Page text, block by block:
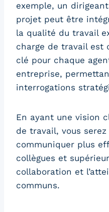
exemple, un
projet peut être
la qualité du travail
charge de travail est
clé pour chaque
entreprise,
interrogations
En ayant une vision
de travail, vous
communiquer plus
collègues et
collaboration et
communs.